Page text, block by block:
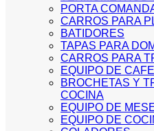
PORTA
CARROS PARA
BATIDORES
TAPAS PARA
CARROS PARA
EQUIPO DE
BROCHETAS Y
COCINA
EQUIPO DE
EQUIPO DE